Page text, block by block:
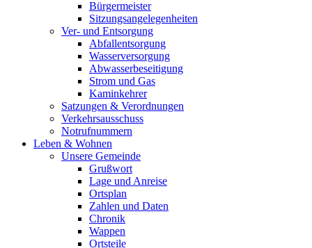
Bürgermeister
Sitzungsangelegenheiten
Ver- und Entsorgung
Abfallentsorgung
Wasserversorgung
Abwasserbeseitigung
Strom und Gas
Kaminkehrer
Satzungen & Verordnungen
Verkehrsausschuss
Notrufnummern
Leben & Wohnen
Unsere Gemeinde
Grußwort
Lage und Anreise
Ortsplan
Zahlen und Daten
Chronik
Wappen
Ortsteile